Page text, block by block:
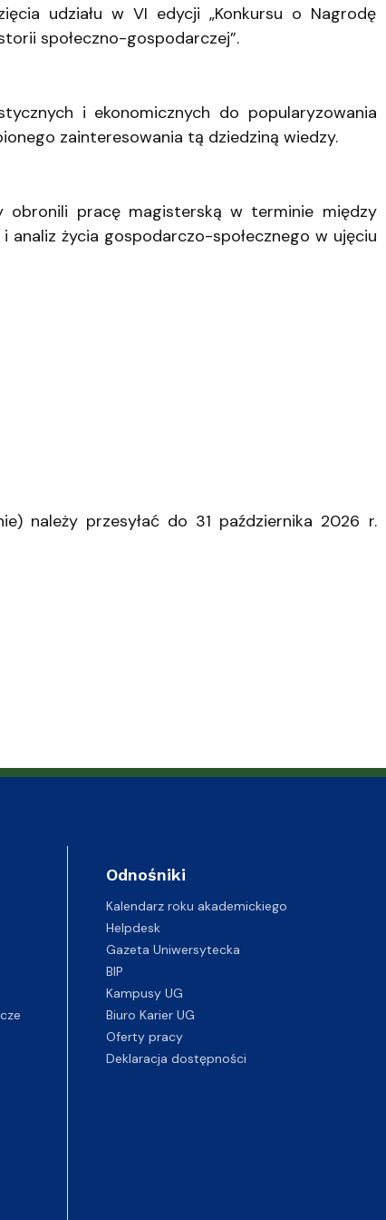
udziału w VI edycji „Konkursu o Nagrodę
społeczno-gospodarczej”.
i ekonomicznych do popularyzowania
zainteresowania tą dziedziną wiedzy.
obronili pracę magisterską w terminie między
analiz życia gospodarczo-społecznego w ujęciu
należy przesyłać do 31 października 2026 r.
Odnośniki
Kalendarz roku akademickiego
Helpdesk
Gazeta Uniwersytecka
BIP
Kampusy UG
Biuro Karier UG
Oferty pracy
Deklaracja dostępności